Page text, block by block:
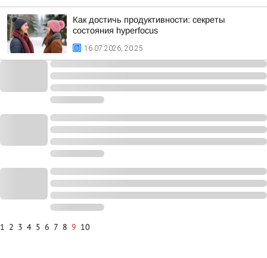
Как достичь продуктивности: секреты
состояния hyperfocus
16.07.2026, 20:25
1 2 3 4 5 6 7 8 9 10